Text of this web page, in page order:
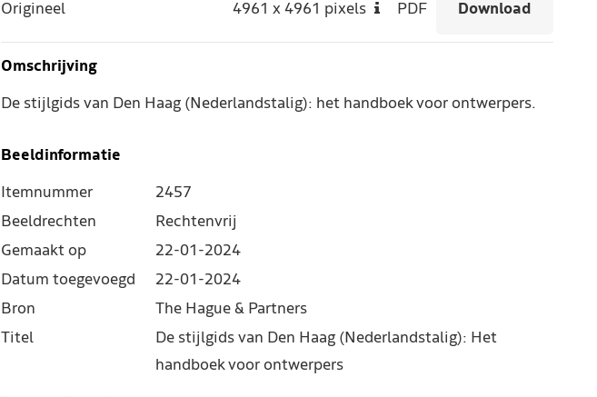
Origineel 4961x 4961 pixels PDF Download
Omschrijving
De stijlgids van Den Haag (Nederlandstalig): het handboek voor ontwerpers.
Beeldinformatie
Itemnummer
2457
Beeldrechten
Rechtenvrij
Gemaakt op
22-01-2024
Datum toegevoegd
22-01-2024
Bron
The Hague & Partners
Titel
De stijlgids van Den Haag (Nederlandstalig): Het
handboek voor ontwerpers